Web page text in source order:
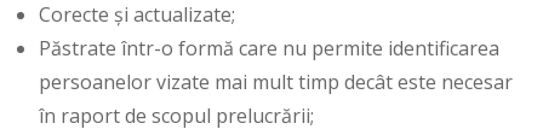
Corecte și actualizate;
Păstrate într-o formă care nu permite identificarea
persoanelor vizate mai mult timp decât este necesar
în raport de scopul prelucrării;